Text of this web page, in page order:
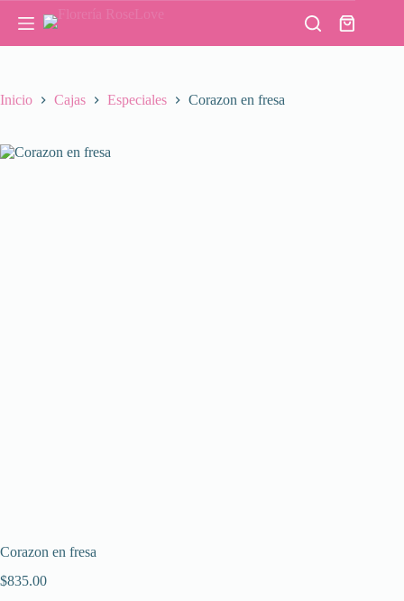
Carro
de
Inicio Cajas Especiales Corazon en fresa
Corazon en fresa
$835.00